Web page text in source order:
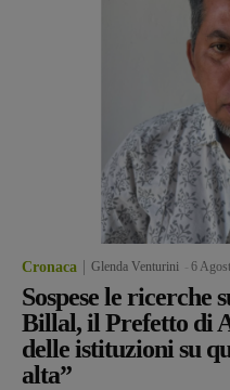
Cronaca Glenda Venturini 6
Sospese le ricerche
Billal, il Prefetto di
delle istituzioni su
alta”